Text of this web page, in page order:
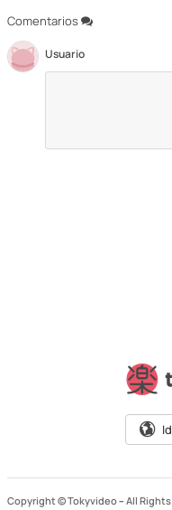
Comentarios
Usuario
Copyright © Tokyvideo – All